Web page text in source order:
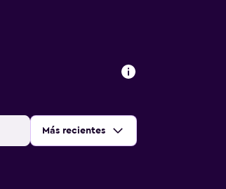
Ordenar por:
Más recientes